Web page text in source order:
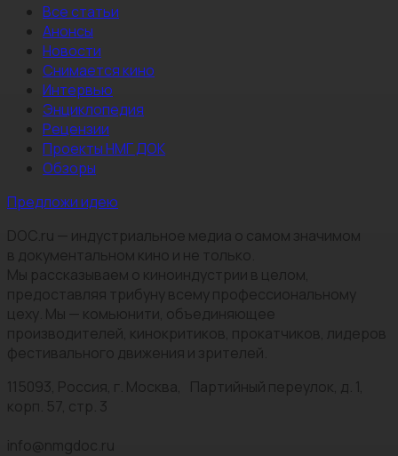
Все статьи
Анонсы
Новости
Снимается кино
Интервью
Энциклопедия
Рецензии
Проекты НМГ ДОК
Обзоры
Предложи идею
DOC.ru — индустриальное медиа о самом значимом
в документальном кино и не только.
Мы рассказываем о киноиндустрии в целом,
предоставляя трибуну всему профессиональному
цеху. Мы — комьюнити, объединяющее
производителей, кинокритиков, прокатчиков, лидеров
фестивального движения и зрителей.
115093, Россия, г. Москва, Партийный переулок, д. 1,
корп. 57, стр. 3
info@nmgdoc.ru